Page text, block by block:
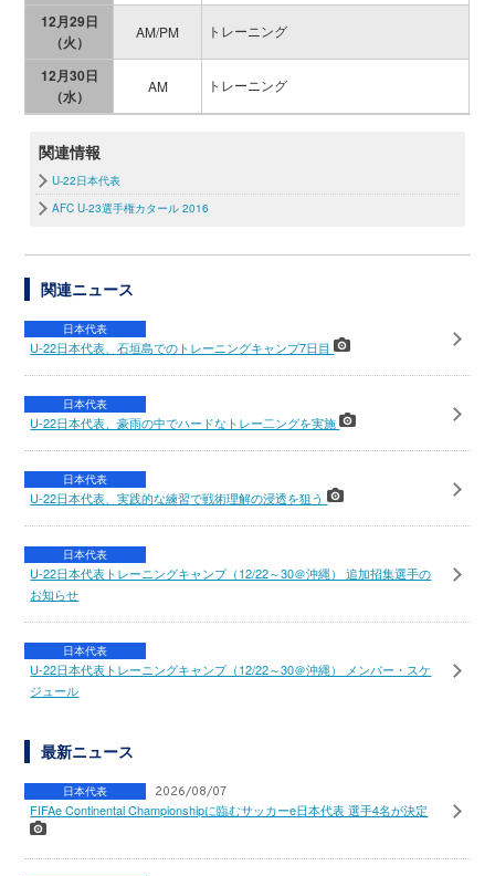
12月29日
（火）
AM/PM トレーニング
12月30日
（水）
AM トレーニング
関連情報
U-22日本代表
AFC U-23選手権カタール 2016
関連ニュース
日本代表
U-22日本代表、石垣島でのトレーニングキャンプ7日目
日本代表
U-22日本代表、豪雨の中でハードなトレー二ングを実施
日本代表
U-22日本代表、実践的な練習で戦術理解の浸透を狙う
日本代表
U-22日本代表トレーニングキャンプ（12/22～30＠沖縄） 追加招集選手の
お知らせ
日本代表
U-22日本代表トレーニングキャンプ（12/22～30＠沖縄） メンバー・スケ
ジュール
最新ニュース
日本代表 2026/08/07
FIFAe Continental Championshipに臨むサッカーe日本代表 選手4名が決定